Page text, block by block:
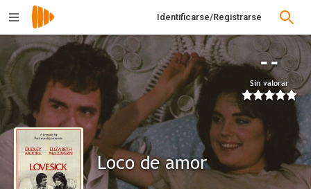
Identificarse/Registrarse
--
Sin valorar
Loco de amor